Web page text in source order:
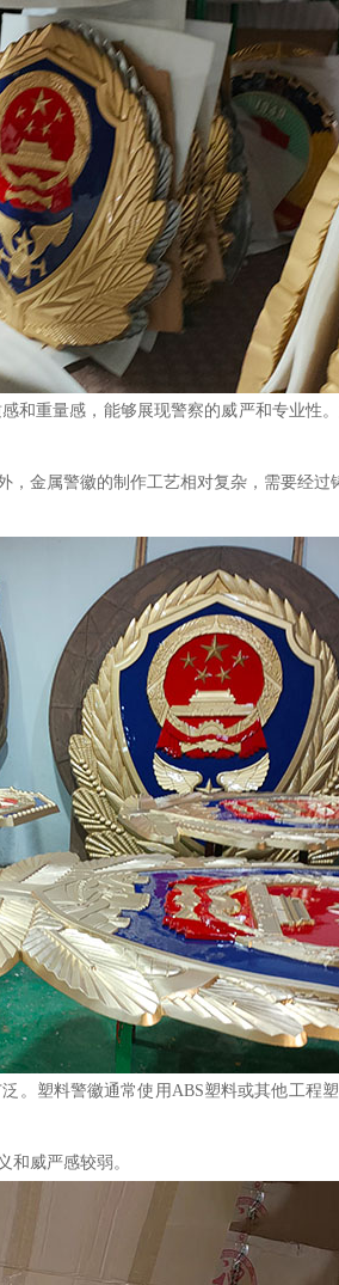
重量感，能够展现警察的威严和专业性
金属警徽的制作工艺相对复杂，需要经过
塑料警徽通常使用ABS塑料或其他工程
和威严感较弱。